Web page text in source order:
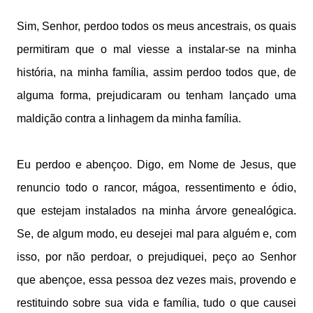
Sim, Senhor, perdoo todos os meus ancestrais, os quais
permitiram que o mal viesse a instalar-se na minha
história, na minha família, assim perdoo todos que, de
alguma forma, prejudicaram ou tenham lançado uma
maldição contra a linhagem da minha família.
Eu perdoo e abençoo. Digo, em Nome de Jesus, que
renuncio todo o rancor, mágoa, ressentimento e ódio,
que estejam instalados na minha árvore genealógica.
Se, de algum modo, eu desejei mal para alguém e, com
isso, por não perdoar, o prejudiquei, peço ao Senhor
que abençoe, essa pessoa dez vezes mais, provendo e
restituindo sobre sua vida e família, tudo o que causei